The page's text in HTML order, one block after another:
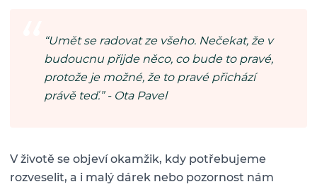
“Umět se radovat ze všeho. Nečekat, že v
budoucnu přijde něco, co bude to pravé,
protože je možné, že to pravé přichází
právě teď.” - Ota Pavel
V životě se objeví okamžik, kdy potřebujeme
rozveselit, a i malý dárek nebo pozornost nám